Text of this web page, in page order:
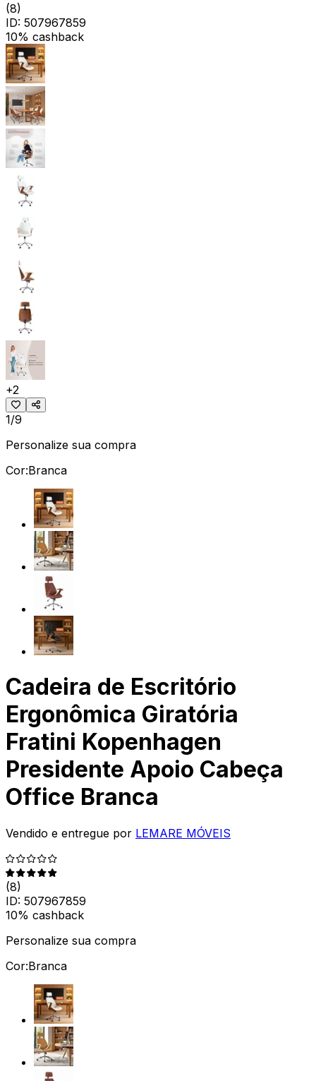
(8)
ID: 507967859
10% cashback
+2
1/9
Personalize sua compra
Cor:Branca
Cadeira de Escritório
Ergonômica Giratória
Fratini Kopenhagen
Presidente Apoio Cabeça
Office Branca
Vendido e entregue por LEMARE MÓVEIS
(8)
ID: 507967859
10% cashback
Personalize sua compra
Cor:Branca